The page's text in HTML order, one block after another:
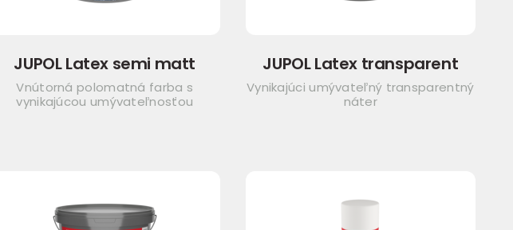
JUPOL Latex semi matt
Vnútorná polomatná farba s
vynikajúcou umývateľnosťou
JUPOL Latex transparent
Vynikajúci umývateľný transparentný
náter